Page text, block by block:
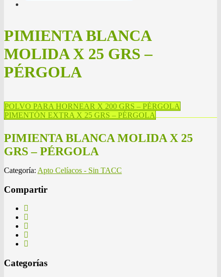
PIMIENTA BLANCA
MOLIDA X 25 GRS –
PÉRGOLA
POLVO PARA HORNEAR X 200 GRS – PÉRGOLA
PIMENTÓN EXTRA X 25 GRS – PÉRGOLA
PIMIENTA BLANCA MOLIDA X 25
GRS – PÉRGOLA
Categoría: Apto Celíacos - Sin TACC
Compartir
Categorías